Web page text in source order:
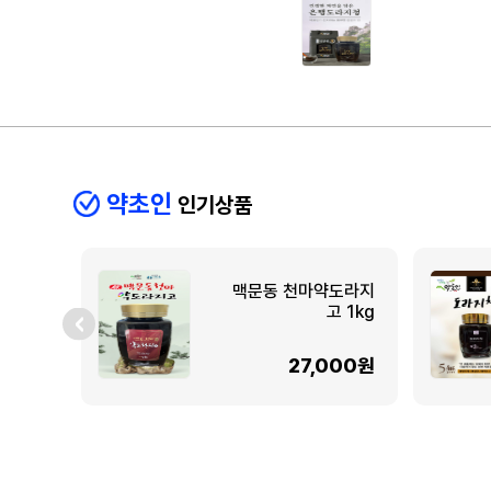
약초인 인기상품
맥문동 천마약도라지
고 1kg
27,000원